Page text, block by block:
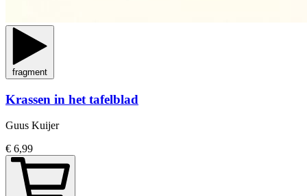
fragment
Krassen in het tafelblad
Guus Kuijer
€ 6,99